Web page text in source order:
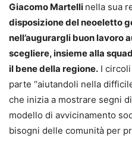
Giacomo Martelli nella sua
disposizione del neoeletto
nell’augurargli buon lavoro
scegliere, insieme alla
il bene della regione. I
parte “aiutandoli nella
che inizia a mostrare segni
modello di avvicinamento
bisogni delle comunità per